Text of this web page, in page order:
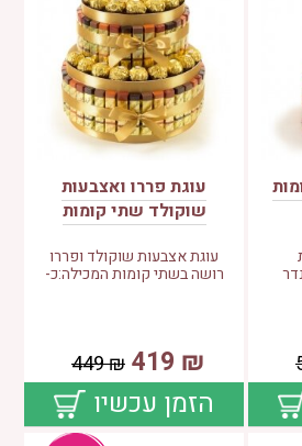
עוגת פררו ואצבעות
שוקולד שתי קומות
עוגת אצבעות שוקולד ופררו
רושה בשתי קומות המכילה:כ-
₪
419
₪
449
הזמן עכשיו